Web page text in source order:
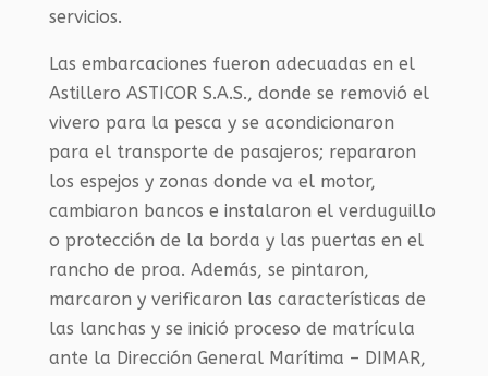
servicios.
Las embarcaciones fueron adecuadas en el
Astillero ASTICOR S.A.S., donde se removió el
vivero para la pesca y se acondicionaron
para el transporte de pasajeros; repararon
los espejos y zonas donde va el motor,
cambiaron bancos e instalaron el verduguillo
o protección de la borda y las puertas en el
rancho de proa. Además, se pintaron,
marcaron y verificaron las características de
las lanchas y se inició proceso de matrícula
ante la Dirección General Marítima – DIMAR,